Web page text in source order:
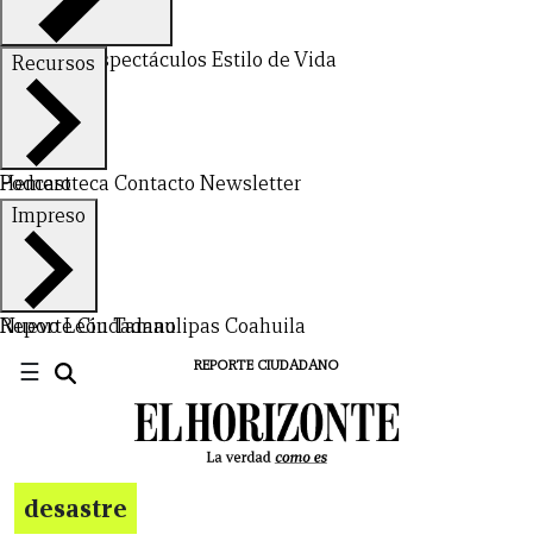
DeportesEspectáculos Estilo de Vida
Recursos
Hemeroteca Contacto Newsletter
Podcast
Impreso
Nuevo LeónTamaulipas Coahuila
Reporte Ciudadano
☰ REPORTE CIUDADANO
desastre